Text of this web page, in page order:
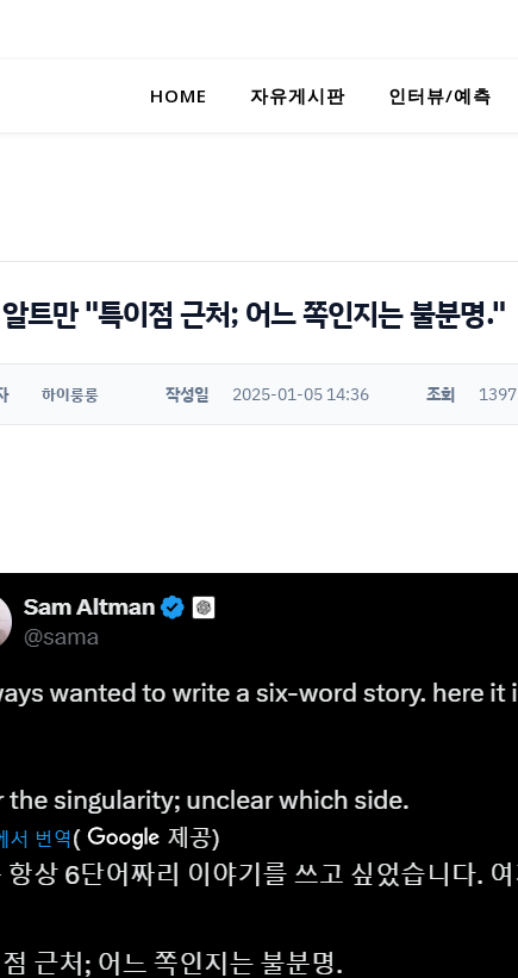
HOME 자유게시판 인터뷰/예측
트만 "특이점 근처; 어느 쪽인지는 불분명."
하이룽룽 작성일 2025-01-05 14:36 조회 1397